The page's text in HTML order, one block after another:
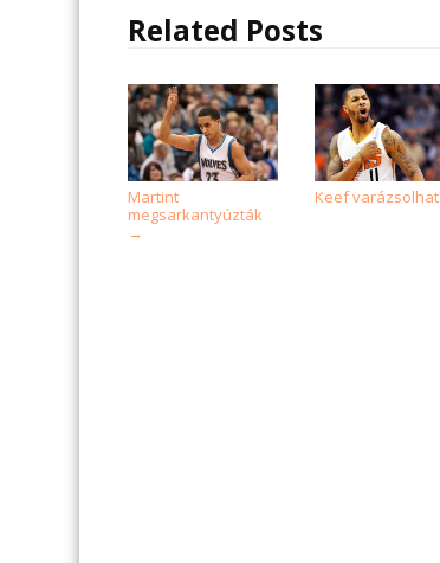
Related Posts
Martint
megsarkantyúzták
→
Keef varázsolhat